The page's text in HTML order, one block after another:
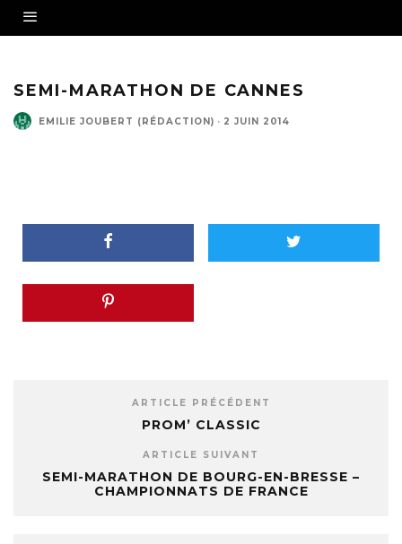
SEMI-MARATHON DE CANNES
EMILIE JOUBERT (RÉDACTION) · 2 JUIN 2014
ARTICLE PRÉCÉDENT
PROM’ CLASSIC
ARTICLE SUIVANT
SEMI-MARATHON DE BOURG-EN-BRESSE –
CHAMPIONNATS DE FRANCE